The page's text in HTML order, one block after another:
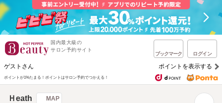
国内最大級の
サロン予約サイト
ブックマーク ログイン
ゲストさん ポイントを表示する
ポイントが1%たまる！ ポイントはサロン予約でつかえる！
Ｈeath MAP